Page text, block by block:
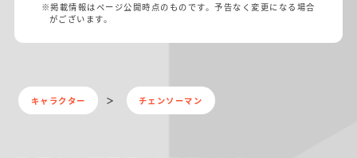
※掲載情報はページ公開時点のものです。予告なく変更になる場合
がございます。
キャラクター チェンソーマン